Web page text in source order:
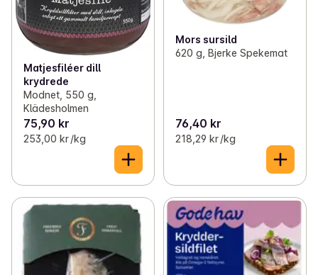
Matjesfiléer dill
krydrede
Modnet, 550 g,
Klädesholmen
75,90 kr
253,00 kr /kg
Mors sursild
620 g, Bjerke Spekemat
76,40 kr
218,29 kr /kg